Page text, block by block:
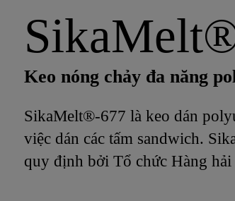
Keo nóng chảy đa năng
SikaMelt®-677 là keo dán
việc dán các tấm sandwich. SikaMelt®-677